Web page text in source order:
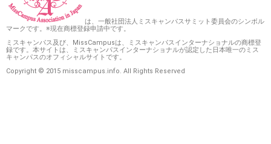
は、一般社団法人ミスキャンパスサミット委員会のシンボル
マークです。※現在商標登録申請中です。
ミスキャンパス及び、MissCampusは、ミスキャンパスインターナショナルの商標登
録です。本サイトは、ミスキャンパスインターナショナルが認定した日本唯一のミス
キャンパスのオフィシャルサイトです。
Copyright © 2015 misscampus.info. All Rights Reserved